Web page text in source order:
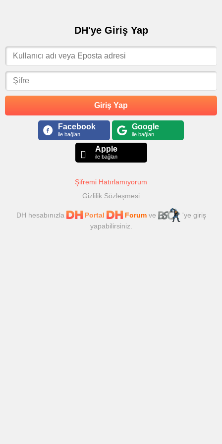
DH'ye Giriş Yap
Giriş Yap
Facebook
ile bağlan
Google
ile bağlan
Apple
ile bağlan
Şifremi Hatırlamıyorum
Gizlilik Sözleşmesi
DH hesabınızla Portal Forumve
'ye giriş
yapabilirsiniz.